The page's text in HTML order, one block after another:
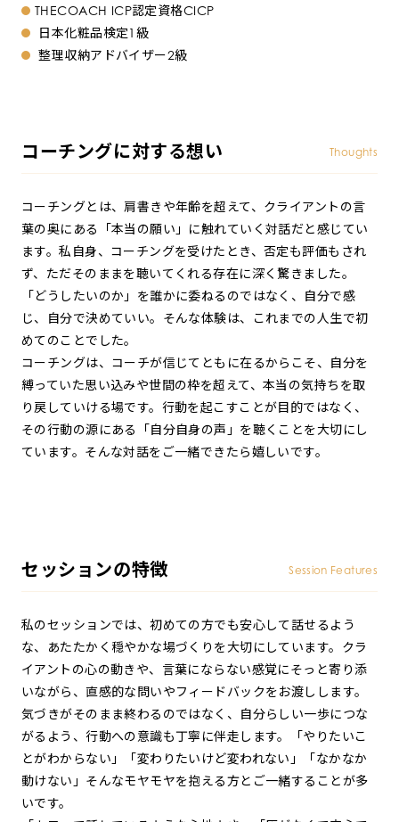
THECOACH ICP認定資格CICP
日本化粧品検定1級
整理収納アドバイザー2級
コーチングに対する想い Thoughts
コーチングとは、肩書きや年齢を超えて、クライアントの言
葉の奥にある「本当の願い」に触れていく対話だと感じてい
ます。私自身、コーチングを受けたとき、否定も評価もされ
ず、ただそのままを聴いてくれる存在に深く驚きました。
「どうしたいのか」を誰かに委ねるのではなく、自分で感
じ、自分で決めていい。そんな体験は、これまでの人生で初
めてのことでした。
コーチングは、コーチが信じてともに在るからこそ、自分を
縛っていた思い込みや世間の枠を超えて、本当の気持ちを取
り戻していける場です。行動を起こすことが目的ではなく、
その行動の源にある「自分自身の声」を聴くことを大切にし
ています。そんな対話をご一緒できたら嬉しいです。
セッションの特徴 Session Features
私のセッションでは、初めての方でも安心して話せるよう
な、あたたかく穏やかな場づくりを大切にしています。クラ
イアントの心の動きや、言葉にならない感覚にそっと寄り添
いながら、直感的な問いやフィードバックをお渡しします。
気づきがそのまま終わるのではなく、自分らしい一歩につな
がるよう、行動への意識も丁寧に伴走します。「やりたいこ
とがわからない」「変わりたいけど変われない」「なかなか
動けない」そんなモヤモヤを抱える方とご一緒することが多
いです。